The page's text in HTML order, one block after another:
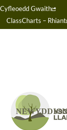
Skip
to
Cyfleoedd Gwaith
ClassCharts – Rhiant